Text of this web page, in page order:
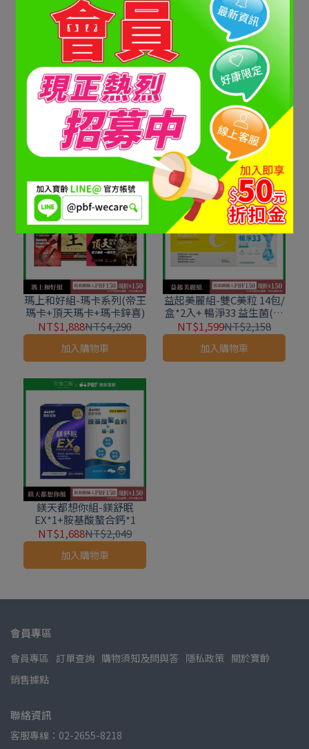
故事工廠X寶齡富錦-鎂舒
眠EX PREMIUM 高效螯合
鎂60粒/入*2盒
NT$1,799NT$2,700
加入購物車
故事工廠X寶齡富錦-雙C美
粒 14包/盒x2盒
NT$899NT$1,780
加入購物車
瑪上和好組-瑪卡系列(帝王
瑪卡+頂天瑪卡+瑪卡鋅喜)
NT$1,888NT$4,290
加入購物車
益起美麗組-雙C美粒 14包/
盒*2入+ 暢淨33 益生菌(14
包/盒)*2入
NT$1,599NT$2,158
加入購物車
鎂天都想你組-鎂舒眠
EX*1+胺基酸螯合鈣*1
NT$1,688NT$2,049
加入購物車
會員專區
會員專區 訂單查詢 購物須知及問與答 隱私政策 關於寶齡
銷售據點
聯絡資訊
客服專線：02-2655-8218